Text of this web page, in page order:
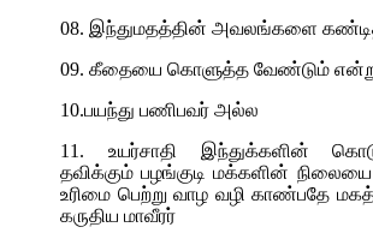
08. இந்துமதத்தின் அவலங்களை
09. கீதையை கொளுத்த வேண்டும்
10.பயந்து பணிபவர் அல்ல
11. உயர்சாதி இந்துக்களின்
தவிக்கும் பழங்குடி மக்களின்
உரிமை பெற்று வாழ வழி காண்பதே
கருதிய மாவீரர்